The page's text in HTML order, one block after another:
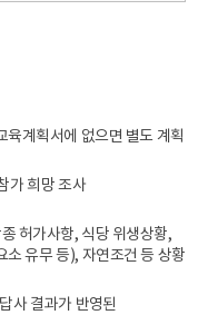
육계획서에 없으면 별도 계획
가 희망 조사
허가사항, 식당 위생상황,
소 유무 등), 자연조건 등 상황
사 결과가 반영된